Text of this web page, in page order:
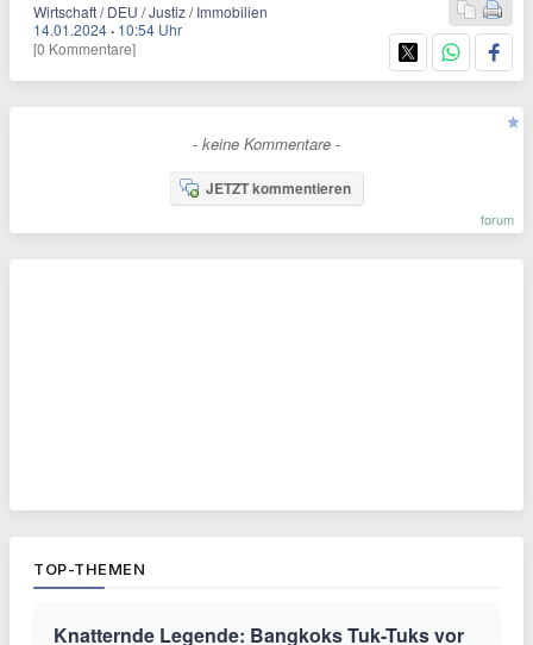
Wirtschaft / DEU / Justiz / Immobilien
14.01.2024 · 10:54 Uhr
[0 Kommentare]
- keine Kommentare -
JETZT kommentieren
forum
TOP-THEMEN
Knatternde Legende: Bangkoks Tuk-Tuks vor